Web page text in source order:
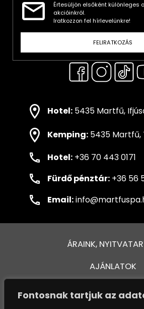
Fontosnak tartjuk az
Értesüljön elsőként különleges
akcióinkról.
Iratkozzon fel hírlevelünkre!
FELIRATKOZÁS
Hotel: 5435 Martfű,
Kemping: 5435 Martfű,
Hotel: +36 70 443 0171
Fürdő pénztár: +36 56
Email:
ÁRAINK,
AJÁNLATOK